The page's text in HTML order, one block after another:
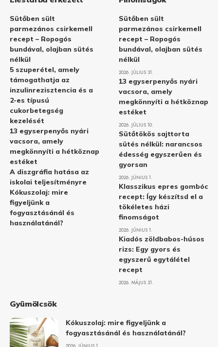
Sütőben sült
parmezános csirkemell
recept – Ropogós
bundával, olajban sütés
nélkül
5 szuperétel, amely
támogathatja az
inzulinrezisztencia és a
2-es típusú
cukorbetegség
kezelését
13 egyserpenyős nyári
vacsora, amely
megkönnyíti a hétköznap
estéket
A diszgráfia hatása az
iskolai teljesítményre
Kókuszolaj: mire
figyeljünk a
fogyasztásánál és
használatánál?
Sütőben sült
parmezános csirkemell
recept – Ropogós
bundával, olajban sütés
nélkül
2026. JÚLIUS 31.
13 egyserpenyős nyári
vacsora, amely
megkönnyíti a hétköznap
estéket
2026. JÚLIUS 10.
Sütőtökös sajttorta
sütés nélkül: narancsos
édesség egyszerűen és
gyorsan
2026. JÚNIUS 1.
Klasszikus epres gombóc
recept: Így készítsd el a
tökéletes házi
finomságot
2026. JÚNIUS 1.
Kiadós zöldbabos-húsos
rizs: Egy gyors és
egyszerű egytálétel
recept
2026. MÁJUS 31.
Gyümölcsök
Kókuszolaj: mire figyeljünk a
fogyasztásánál és használatánál?